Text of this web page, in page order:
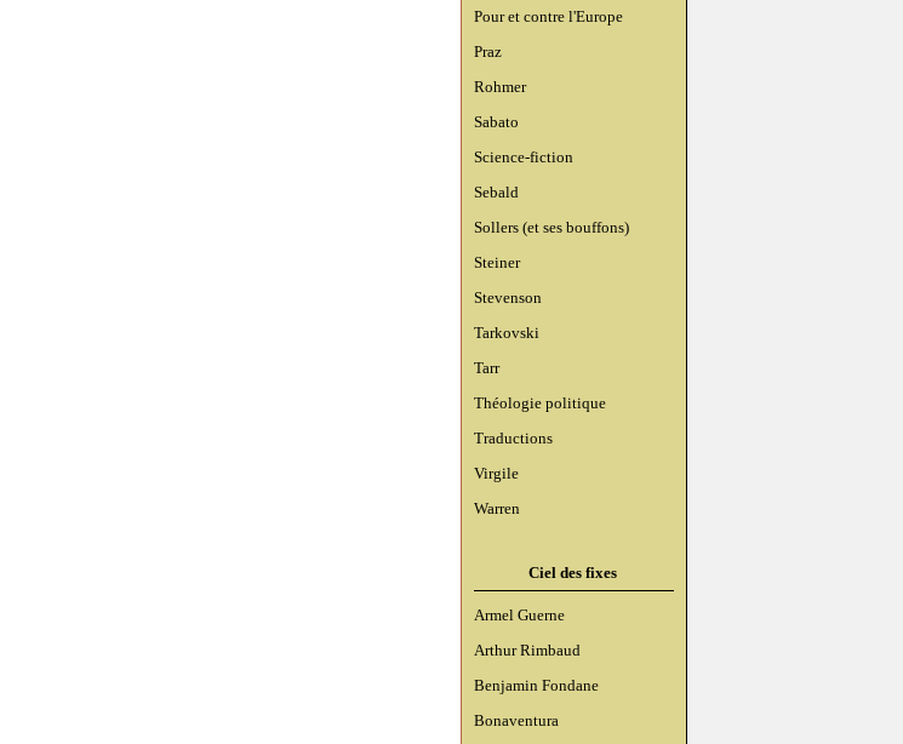
Pour et contre l'Europe
Praz
Rohmer
Sabato
Science-fiction
Sebald
Sollers (et ses bouffons)
Steiner
Stevenson
Tarkovski
Tarr
Théologie politique
Traductions
Virgile
Warren
Ciel des fixes
Armel Guerne
Arthur Rimbaud
Benjamin Fondane
Bonaventura